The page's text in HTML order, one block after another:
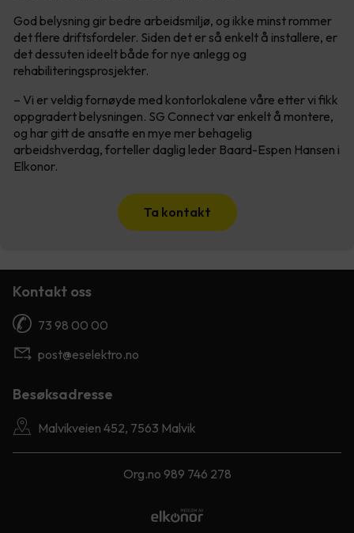
God belysning gir bedre arbeidsmiljø, og ikke minst rommer
det flere driftsfordeler. Siden det er så enkelt å installere, er
det dessuten ideelt både for nye anlegg og
rehabiliteringsprosjekter.
– Vi er veldig fornøyde med kontorlokalene våre etter vi fikk
oppgradert belysningen. SG Connect var enkelt å montere,
og har gitt de ansatte en mye mer behagelig
arbeidshverdag, forteller daglig leder Baard-Espen Hansen i
Elkonor.
Ta kontakt
Kontakt oss
73 98 00 00
post@eselektro.no
Besøksadresse
Malvikveien 452, 7563 Malvik
Org.no 989 746 278